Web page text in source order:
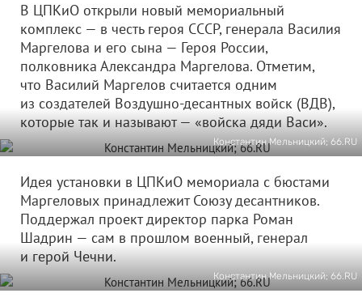
В ЦПКиО открыли новый мемориальный
комплекс — в честь героя СССР, генерала Василия
Маргелова и его сына — Героя России,
полковника Александра Маргелова. Отметим,
что Василий Маргелов считается одним
из создателей Воздушно-десантных войск (ВДВ),
которые так и называют — «войска дяди Васи».
Константин Мельницкий; 66.RU
Идея установки в ЦПКиО мемориала с бюстами
Маргеловых принадлежит Союзу десантников.
Поддержал проект директор парка Роман
Шадрин — сам в прошлом военный, генерал
и герой Чечни.
Константин Мельницкий; 66.RU